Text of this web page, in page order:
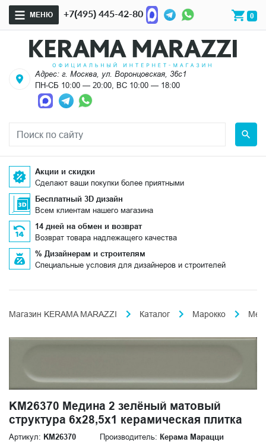
МЕНЮ +7(495) 445-42-80 0
Адрес: г. Москва, ул. Воронцовская, 36с1
ПН-СБ 10:00 — 20:00, ВС 10:00 — 18:00
Акции и скидки
Сделают ваши покупки более приятными
Бесплатный 3D дизайн
Всем клиентам нашего магазина
14 дней на обмен и возврат
Возврат товара надлежащего качества
% Дизайнерам и строителям
Специальные условия для дизайнеров и строителей
Магазин KERAMA MARAZZI Каталог Марокко
KM26370 Медина 2 зелёный матовый
структура 6x28,5x1 керамическая плитка
Артикул: KM26370 Производитель: Керама Марацци